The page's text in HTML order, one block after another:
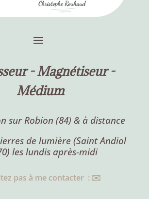
-Magnétiseur -
Médium
sur Robion (84) & à distance
de lumière (Saint Andiol
les lundis après-midi
pas à me contacter : ✉️